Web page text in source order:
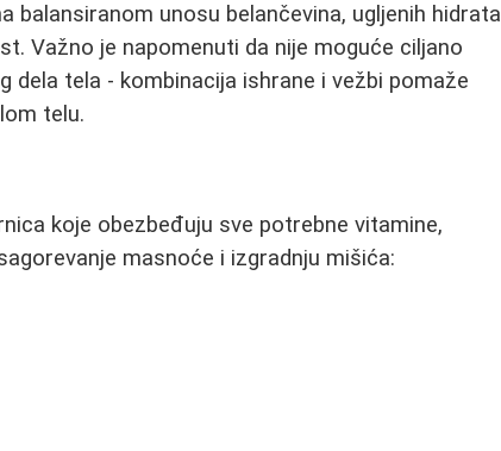
balansiranom unosu belančevina, ugljenih hidrata
Važno je napomenuti da nije moguće ciljano
tela - kombinacija ishrane i vežbi pomaže
telu.
koje obezbeđuju sve potrebne vitamine,
masnoće i izgradnju mišića: